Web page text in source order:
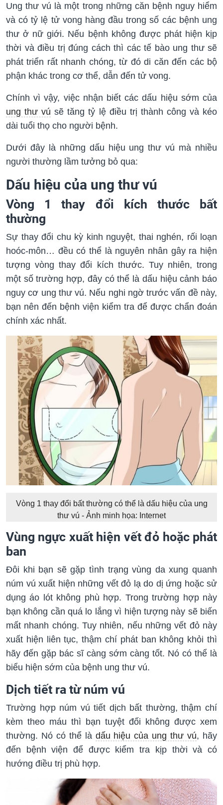
Ung thư vú là một trong những căn bệnh nguy hiểm
và có tỷ lệ tử vong hàng đầu trong số các bệnh ung
thư ở nữ giới. Nếu bệnh không được phát hiện kịp
thời và điều trị đúng cách thì các tế bào ung thư sẽ
phát triển rất nhanh chóng, từ đó di căn đến các bộ
phận khác trong cơ thể, dẫn đến tử vong.
Chính vì vậy, việc nhận biết các dấu hiệu sớm của
ung thư vú sẽ tăng tỷ lệ điều trị thành công và kéo
dài tuổi thọ cho người bệnh.
Dưới đây là những dấu hiệu ung thư vú mà nhiều
người thường lầm tưởng bỏ qua:
Dấu hiệu của ung thư vú
Vòng 1 thay đổi kích thước bất
thường
Sự thay đổi chu kỳ kinh nguyệt, thai nghén, rối loạn
hoóc-môn… đều có thể là nguyên nhân gây ra hiện
tượng vòng thay đổi kích thước. Tuy nhiên, trong
một số trường hợp, đây có thể là dấu hiệu cảnh báo
nguy cơ ung thư vú. Nếu nghi ngờ trước vấn đề này,
bạn nên đến bệnh viện kiểm tra để được chẩn đoán
chính xác nhất.
Vòng 1 thay đổi bất thường có thể là dấu hiệu của ung
thư vú - Ảnh minh họa: Internet
Vùng ngực xuất hiện vết đỏ hoặc phát
ban
Đôi khi bạn sẽ gặp tình trạng vùng da xung quanh
núm vú xuất hiện những vết đỏ lạ do dị ứng hoặc sử
dụng áo lót không phù hợp. Trong trường hợp này
bạn không cần quá lo lắng vì hiện tượng này sẽ biến
mất nhanh chóng. Tuy nhiên, nếu những vết đỏ này
xuất hiện liên tục, thậm chí phát ban không khỏi thì
hãy đến gặp bác sĩ càng sớm càng tốt. Nó có thể là
biểu hiện sớm của bệnh ung thư vú.
Dịch tiết ra từ núm vú
Trường hợp núm vú tiết dịch bất thường, thậm chí
kèm theo máu thì bạn tuyệt đối không được xem
thường. Nó có thể là dấu hiệu của ung thư vú, hãy
đến bệnh viện để được kiểm tra kịp thời và có
hướng điều trị phù hợp.